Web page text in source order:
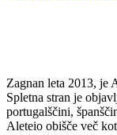
Zagnan leta 2013, je
Spletna stran je
portugalščini,
Aleteio obišče več